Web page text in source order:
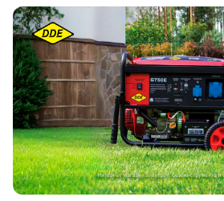
Сегодня
25 %
Добавляйте товары
в корзину
Оплачивайте сегодня